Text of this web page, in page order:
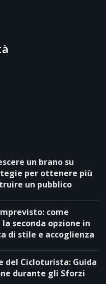
un brano su
per ottenere più
un pubblico
come
seconda opzione in
di stile e accoglienza
del Cicloturista: Guida
durante gli Sforzi